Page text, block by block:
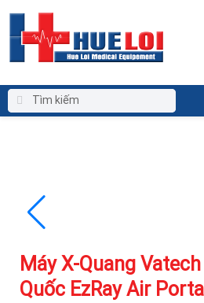
Máy X-Quang
Quốc EzRay Air